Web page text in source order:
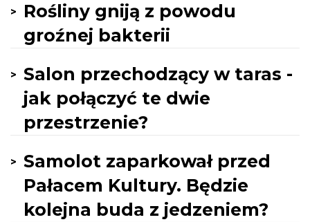
Rośliny gniją z powodu
groźnej bakterii
Salon przechodzący w taras -
jak połączyć te dwie
przestrzenie?
Samolot zaparkował przed
Pałacem Kultury. Będzie
kolejna buda z jedzeniem?